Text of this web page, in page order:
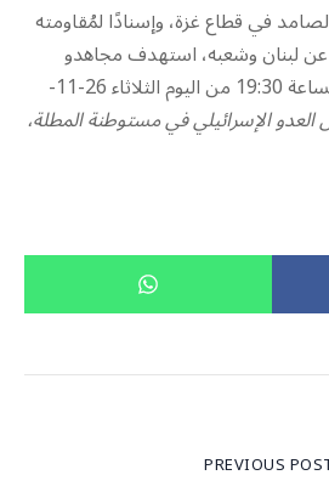
في قطاع غزة، وإسنادًا لمُقاومته
عن لبنان ‏وشعبه، استهدف مجاهدو
المُقاومة الإسلاميّة عند الساعة 19:30 من اليوم الثلاثاء 26-11-
الإسرائيلي في مستوطنة المطلة،
PREVIOUS